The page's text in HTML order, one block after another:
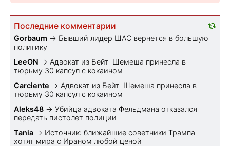
Последние комментарии
Gorbaum → Бывший лидер ШАС вернется в большую
политику
LeeON → Адвокат из Бейт-Шемеша принесла в
тюрьму 30 капсул с кокаином
Carciente → Адвокат из Бейт-Шемеша принесла в
тюрьму 30 капсул с кокаином
Aleks48 → Убийца адвоката Фельдмана отказался
передать пистолет полиции
Tania → Источник: ближайшие советники Трампа
хотят мира с Ираном любой ценой